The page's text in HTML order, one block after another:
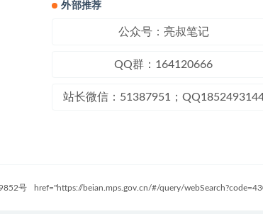
外部推荐
公众号：亮叔笔记
QQ群：164120666
站长微信：51387951；
号 href="https://beian.mps.gov.cn/#/query/